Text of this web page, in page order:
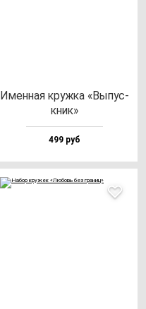
Имен­ная круж­ка «Выпус­
кник»
499 руб